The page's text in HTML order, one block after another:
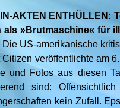
AKTEN ENTHÜLLEN:
als »Brutmaschine« für
Die US-amerikanische
veröffentlichte am
und Fotos aus diesen
sind:
kein Zufall.